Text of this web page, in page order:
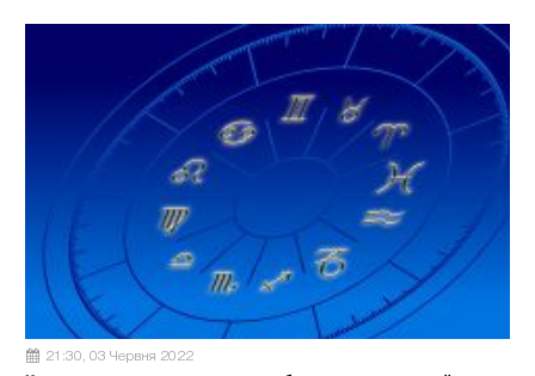
21:30, 03 Червня 2022